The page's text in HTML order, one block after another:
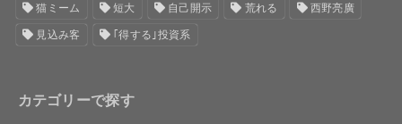
猫ミーム 短大 自己開示 荒れる 西野亮廣
見込み客 ｢得する｣投資系
カテゴリーで探す